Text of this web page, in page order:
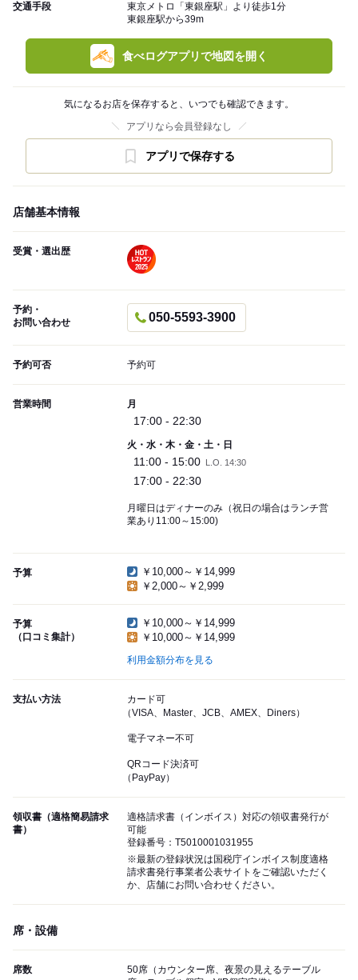
交通手段
東京メトロ「東銀座駅」より徒歩1分
東銀座駅から39m
食べログアプリで地図を開く
気になるお店を保存すると、いつでも確認できます。
アプリなら会員登録なし
アプリで保存する
店舗基本情報
受賞・選出歴
予約・
お問い合わせ
050-5593-3900
予約可否 予約可
営業時間 月
17:00 - 22:30
火・水・木・金・土・日
11:00 - 15:00 L.O. 14:30
17:00 - 22:30
月曜日はディナーのみ（祝日の場合はランチ営
業あり11:00～15:00)
予算
￥10,000～￥14,999
￥2,000～￥2,999
予算
（口コミ集計）
￥10,000～￥14,999
￥10,000～￥14,999
利用金額分布を見る
支払い方法
カード可
（VISA、Master、JCB、AMEX、Diners）
電子マネー不可
QRコード決済可
（PayPay）
領収書（適格簡易請求
書）
適格請求書（インボイス）対応の領収書発行が
可能
登録番号：T5010001031955
※最新の登録状況は国税庁インボイス制度適格
請求書発行事業者公表サイトをご確認いただく
か、店舗にお問い合わせください。
席・設備
席数
50席（カウンター席、夜景の見えるテーブル